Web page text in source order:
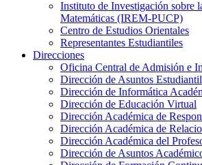
Instituto de Investigación sobre
Matemáticas (IREM-PUCP)
Centro de Estudios Orientales
Representantes Estudiantiles
Direcciones
Oficina Central de Admisión e
Dirección de Asuntos
Dirección de Informática
Dirección de Educación Virtual
Dirección Académica de
Dirección Académica de
Dirección Académica del
Dirección de Asuntos